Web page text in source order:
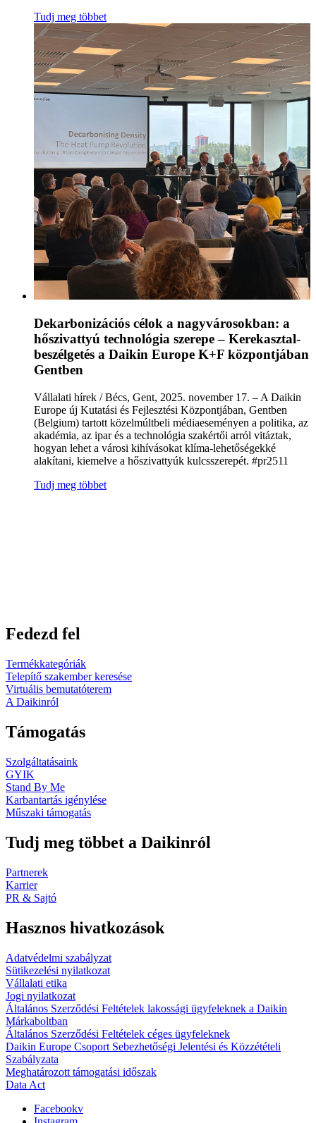
Tudj meg többet
Dekarbonizációs célok a nagyvárosokban: a
hőszivattyú technológia szerepe – Kerekasztal-
beszélgetés a Daikin Europe K+F központjában
Gentben
Vállalati hírek / Bécs, Gent, 2025. november 17. – A Daikin
Europe új Kutatási és Fejlesztési Központjában, Gentben
(Belgium) tartott közelmúltbeli médiaeseményen a politika, az
akadémia, az ipar és a technológia szakértői arról vitáztak,
hogyan lehet a városi kihívásokat klíma-lehetőségekké
alakítani, kiemelve a hőszivattyúk kulcsszerepét. #pr2511
Tudj meg többet
Fedezd fel
Termékkategóriák
Telepítő szakember keresése
Virtuális bemutatóterem
A Daikinról
Támogatás
Szolgáltatásaink
GYIK
Stand By Me
Karbantartás igénylése
Műszaki támogatás
Tudj meg többet a Daikinról
Partnerek
Karrier
PR & Sajtó
Hasznos hivatkozások
Adatvédelmi szabályzat
Sütikezelési nyilatkozat
Vállalati etika
Jogi nyilatkozat
Általános Szerződési Feltételek lakossági ügyfeleknek a Daikin
Márkaboltban
Általános Szerződési Feltételek céges ügyfeleknek
Daikin Europe Csoport Sebezhetőségi Jelentési és Közzétételi
Szabályzata
Meghatározott támogatási időszak
Data Act
Facebookv